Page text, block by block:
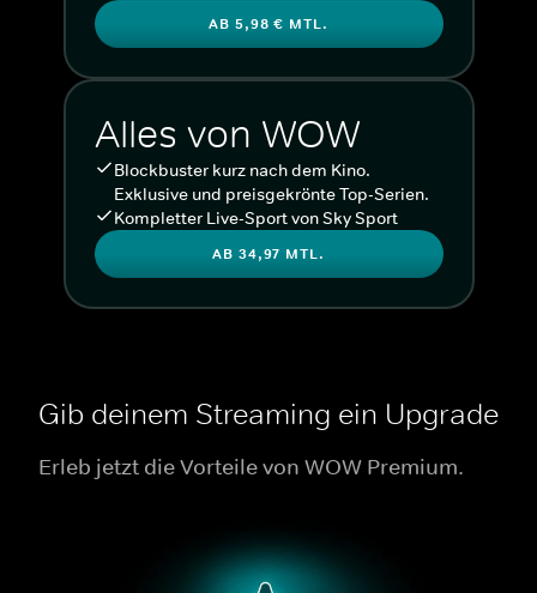
AB 5,98 € MTL.
Alles von WOW
Blockbuster kurz nach dem Kino.
Exklusive und preisgekrönte Top-Serien.
Kompletter Live-Sport von Sky Sport
AB 34,97 MTL.
Gib deinem Streaming ein Upgrade
Erleb jetzt die Vorteile von WOW Premium.